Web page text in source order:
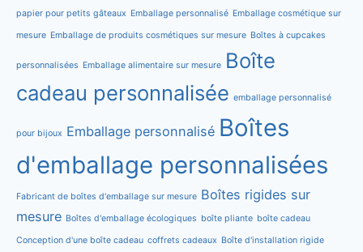
papier pour petits gâteaux Emballage personnalisé Emballage cosmétique sur
mesure Emballage de produits cosmétiques sur mesure Boîtes à cupcakes
personnalisées Emballage alimentaire sur mesure Boîte
cadeau personnalisée emballage personnalisé
pour bijoux Emballage personnalisé Boîtes
d'emballage personnalisées
Fabricant de boîtes d'emballage sur mesure Boîtes rigides sur
mesure Boîtes d'emballage écologiques boîte pliante boîte cadeau
Conception d'une boîte cadeau coffrets cadeaux Boîte d'installation rigide